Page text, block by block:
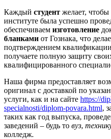
Каждый студент желает, чтобы
институте была успешно
обеспечиваем изготовление
бланками от Гознака, что
подтверждением
получаете полную защиту
квалифицированного
Наша фирма предоставляет
оригинал с доставкой по
услуги, как и на сайте https://
specialnosti/diplom-povara.html,
таких как год выпуска,
заведений – будь то вуз,
колледж.